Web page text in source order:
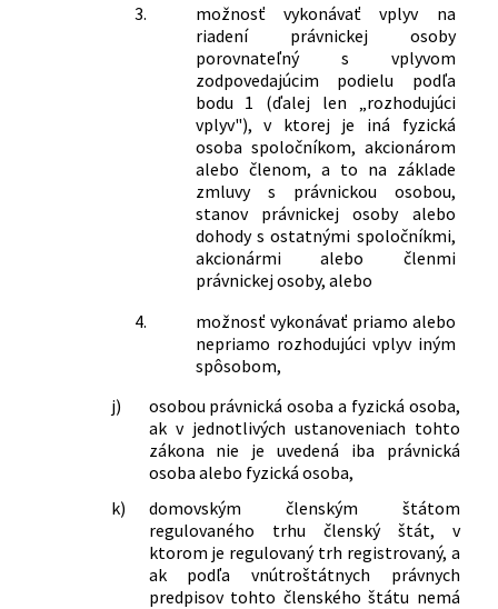
3.
možnosť vykonávať vplyv na
riadení právnickej osoby
porovnateľný s vplyvom
zodpovedajúcim podielu podľa
bodu 1 (ďalej len „rozhodujúci
vplyv"), v ktorej je iná fyzická
osoba spoločníkom, akcionárom
alebo členom, a to na základe
zmluvy s právnickou osobou,
stanov právnickej osoby alebo
dohody s ostatnými spoločníkmi,
akcionármi alebo členmi
právnickej osoby, alebo
4.
možnosť vykonávať priamo alebo
nepriamo rozhodujúci vplyv iným
spôsobom,
j)
osobou právnická osoba a fyzická osoba,
ak v jednotlivých ustanoveniach tohto
zákona nie je uvedená iba právnická
osoba alebo fyzická osoba,
k)
domovským členským štátom
regulovaného trhu členský štát, v
ktorom je regulovaný trh registrovaný, a
ak podľa vnútroštátnych právnych
predpisov tohto členského štátu nemá